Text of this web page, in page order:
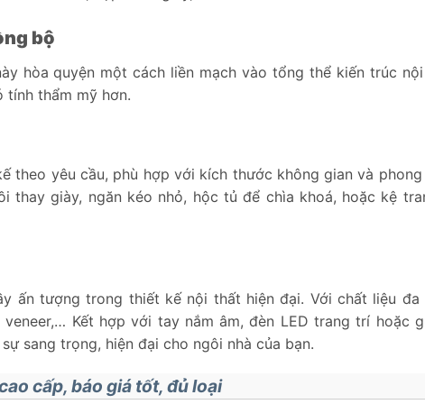
bộ
hòa quyện một cách liền mạch vào tổng thể kiến trúc
tính thẩm mỹ hơn.
theo yêu cầu, phù hợp với kích thước không gian và
thay giày, ngăn kéo nhỏ, hộc tủ để chìa khoá, hoặc kệ
ấn tượng trong thiết kế nội thất hiện đại. Với chất liệu đa
Kết hợp với tay nắm âm, đèn LED trang trí hoặc
sang trọng, hiện đại cho ngôi nhà của bạn.
cấp, báo giá tốt, đủ loại